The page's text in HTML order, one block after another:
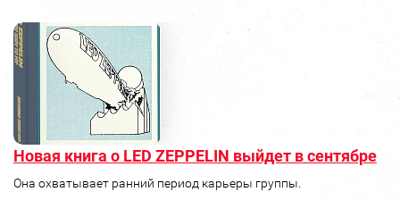
Новая книга о LED ZEPPELIN выйдет в сентябре
Она охватывает ранний период карьеры группы.